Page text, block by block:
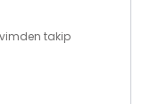
takip